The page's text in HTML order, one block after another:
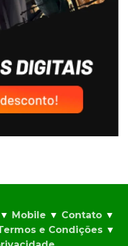
Mobile ▼ Contato▼
e Condições▼